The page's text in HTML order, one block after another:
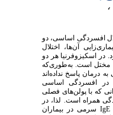
افسردگی اساسی، دو
آن‌ها، اختلال
اسکیزوفرنیا هر دو
مختل است. به‌طوری‌که
درمان پاسخ نداده‌اند
در افسردگی اساسی
که با پولن‌های فصلی
همراه است. لذا، در
IgEسرمی در بیماران